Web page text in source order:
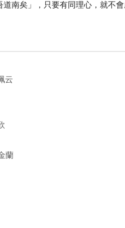
南矣」，只要有同理心，就不會
云
蘭